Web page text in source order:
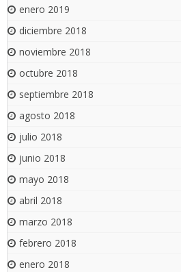
enero 2019
diciembre 2018
noviembre 2018
octubre 2018
septiembre 2018
agosto 2018
julio 2018
junio 2018
mayo 2018
abril 2018
marzo 2018
febrero 2018
enero 2018